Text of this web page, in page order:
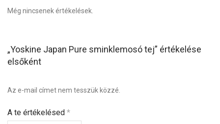
Még nincsenek értékelések.
„Yoskine Japan Pure sminklemosó tej” értékelése
elsőként
Az e-mail címet nem tesszük közzé.
A te értékelésed *